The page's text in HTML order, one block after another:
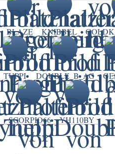
BLAZE KNIBBEL
TUPPI DOUBLE_B_AG
SCORPIO66 YH110BY